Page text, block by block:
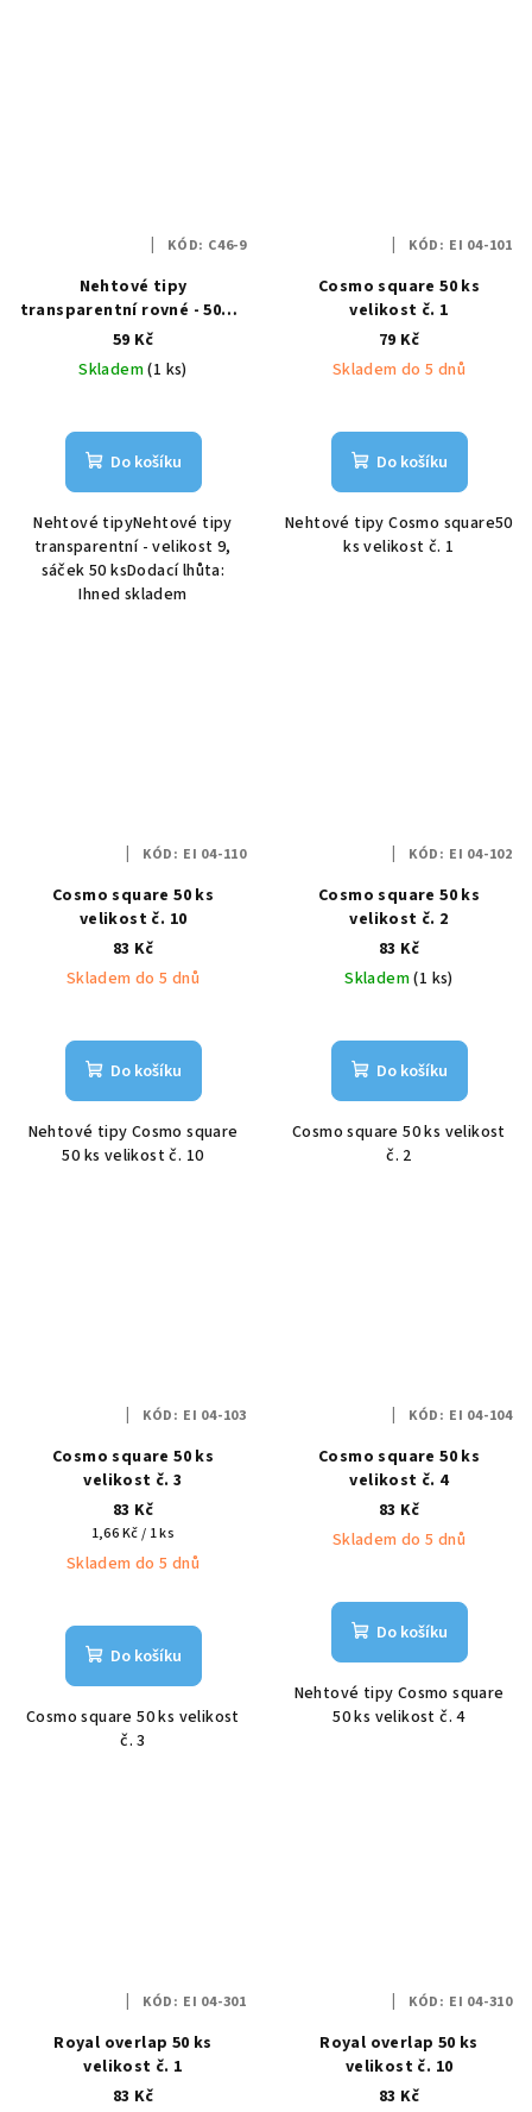
Nehtové tipy
transparentní rovné - 50ks,
vel.9
59 Kč
Skladem(1 ks)
Do košíku
Nehtové tipyNehtové tipy
transparentní - velikost 9,
sáček 50 ksDodací lhůta:
Ihned skladem
KÓD: C46-9
Cosmo square 50 ks
velikost č. 1
79 Kč
Skladem do 5 dnů
Do košíku
Nehtové tipy Cosmo square50
ks velikost č. 1
KÓD: EI 04-101
Cosmo square 50 ks
velikost č. 10
83 Kč
Skladem do 5 dnů
Do košíku
Nehtové tipy Cosmo square
50 ks velikost č. 10
KÓD: EI 04-110
Cosmo square 50 ks
velikost č. 2
83 Kč
Skladem(1 ks)
Do košíku
Cosmo square 50 ks velikost
č. 2
KÓD: EI 04-102
Cosmo square 50 ks
velikost č. 3
83 Kč
Měrná
cena:
1,66 Kč / 1 ks
Skladem do 5 dnů
Do košíku
Cosmo square 50 ks velikost
č. 3
KÓD: EI 04-103
Cosmo square 50 ks
velikost č. 4
83 Kč
Skladem do 5 dnů
Do košíku
Nehtové tipy Cosmo square
50 ks velikost č. 4
KÓD: EI 04-104
Royal overlap 50 ks
velikost č. 1
83 Kč
KÓD: EI 04-301
Royal overlap 50 ks
velikost č. 10
83 Kč
KÓD: EI 04-310